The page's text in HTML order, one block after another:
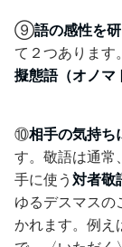
⑨語の感性を
て２つあります
擬態語（オノマ
⑩相手の気持ち
す。敬語は通常
手に使う 対者敬
ゆるデスマスの
かれます。例え